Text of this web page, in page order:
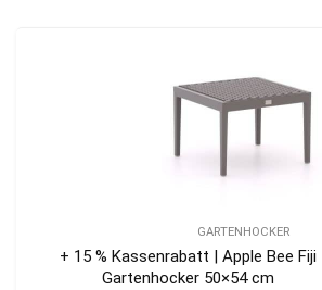
GARTENHOCKER
+ 15 % Kassenrabatt | Apple Bee Fiji
Gartenhocker 50×54 cm